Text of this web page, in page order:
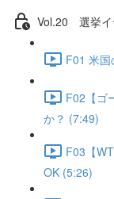
Vol.20 選挙イ
F01 米
F02【ゴ
か？ (7:49)
F03【
OK (5:26)